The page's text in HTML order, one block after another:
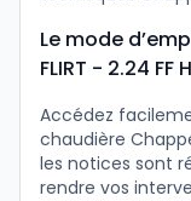
Le mode
FLIRT - 2.24 FF
Accédez
chaudière
les notices sont
rendre vos